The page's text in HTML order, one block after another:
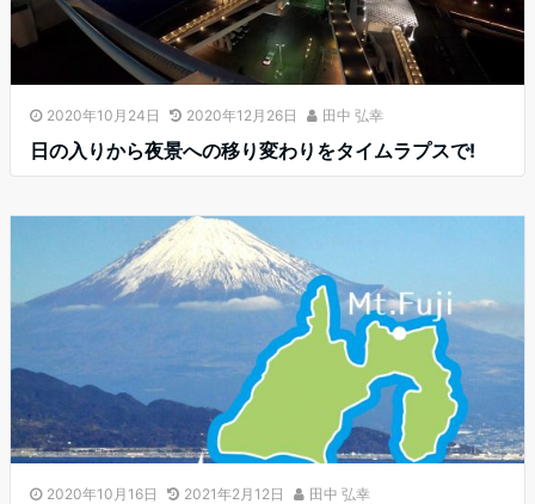
2020年10月24日 2020年12月26日 田中 弘幸
日の入りから夜景への移り変わりをタイムラプスで!
2020年10月16日 2021年2月12日 田中 弘幸